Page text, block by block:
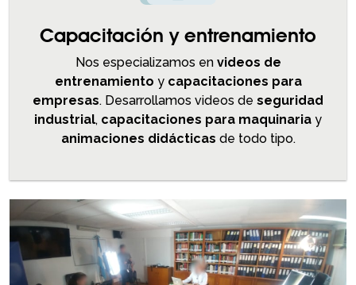
Capacitación y entrenamiento
Nos especializamos en videos de
entrenamiento y capacitaciones para
empresas. Desarrollamos videos de seguridad
industrial, capacitaciones para maquinaria y
animaciones didácticas de todo tipo.